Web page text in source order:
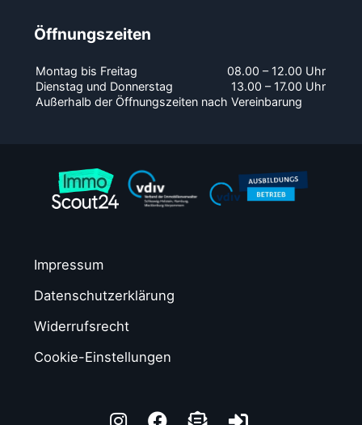
Öffnungszeiten
Montag bis Freitag
08.00 – 12.00 Uhr
Dienstag und Donnerstag
13.00 – 17.00 Uhr
Außerhalb der Öffnungszeiten nach Vereinbarung
Impressum
Datenschutzerklärung
Widerrufsrecht
Cookie-Einstellungen